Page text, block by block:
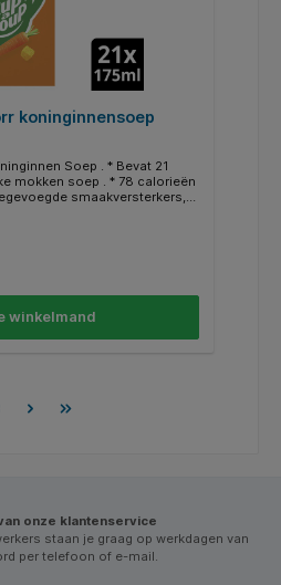
BAM! En weer helemaal
koninginnensoep
Soep . * Bevat 21
mokken soep . * 78 calorieën
smaakversterkers,
. * Een heerlijk
winkelmand
onze klantenservice
staan je graag op werkdagen van
per telefoon of e-mail.